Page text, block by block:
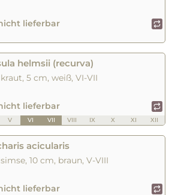
lieferbar
helmsii (recurva)
5 cm, weiß, VI-VII
lieferbar
V VI VII VIII IX X XI XII
acicularis
10 cm, braun, V-VIII
lieferbar